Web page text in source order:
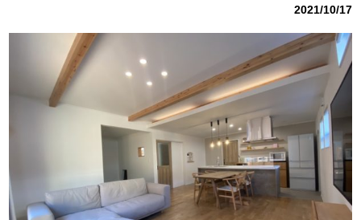
2021/10/17